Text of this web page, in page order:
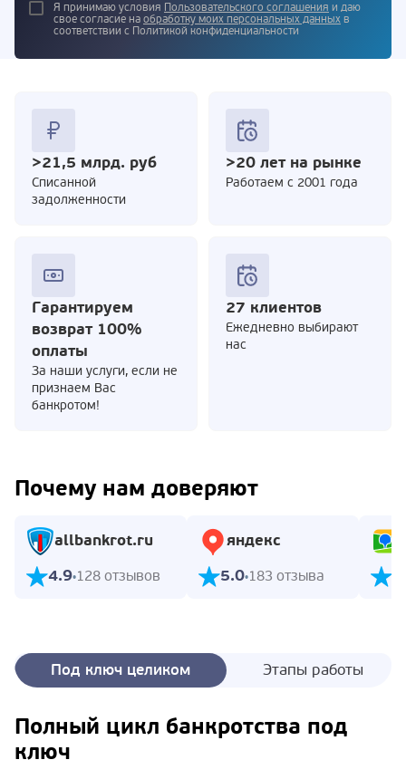
Я принимаю условия Пользовательского соглашения и даю
свое согласие на обработку моих персональных данных в
соответствии с Политикой конфиденциальности
>21,5 млрд. руб
Cписанной
задолженности
>20 лет на рынке
Работаем с 2001 года
Гарантируем
возврат 100%
оплаты
За наши услуги, если не
признаем Вас
банкротом!
27 клиентов
Ежедневно выбирают
нас
Почему нам доверяют
allbankrot.ru
4.9 128 отзывов
яндекс
5.0 183 отзыва
Под ключ целиком Этапы работы
Полный цикл банкротства под
ключ